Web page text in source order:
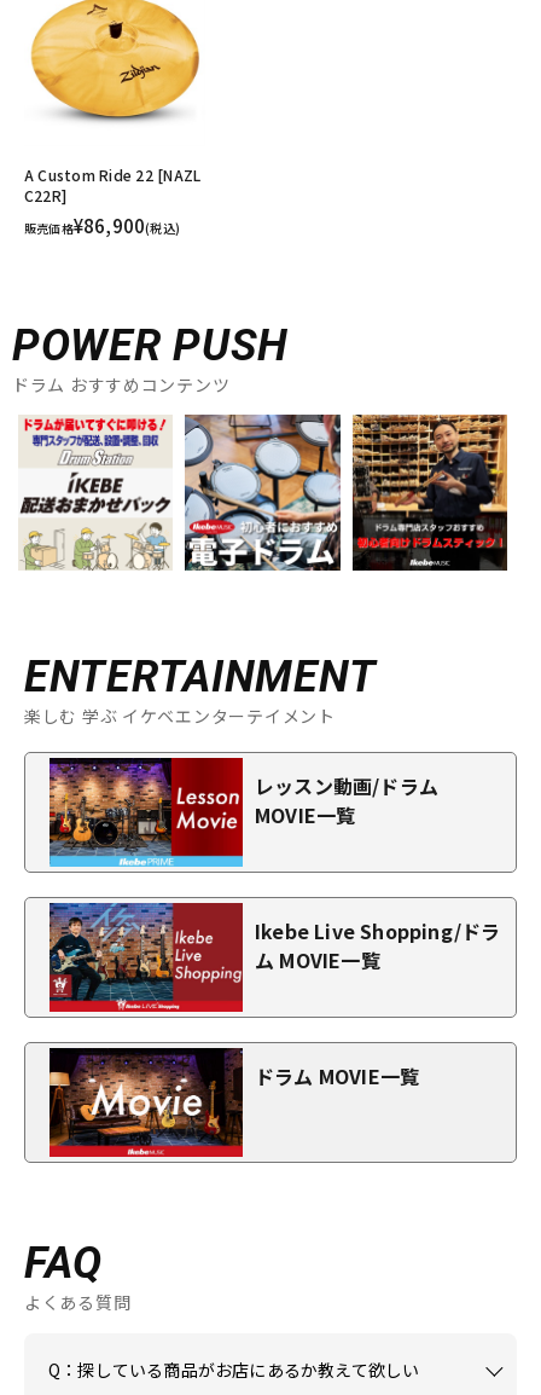
A Custom Ride 22 [NAZL
C22R]
販売価格¥86,900(税込)
POWER PUSH
ドラム おすすめコンテンツ
ENTERTAINMENT
楽しむ 学ぶ イケベエンターテイメント
レッスン動画/ドラム
MOVIE一覧
Ikebe Live Shopping/ドラ
ム MOVIE一覧
ドラム MOVIE一覧
FAQ
よくある質問
Q：探している商品がお店にあるか教えて欲しい